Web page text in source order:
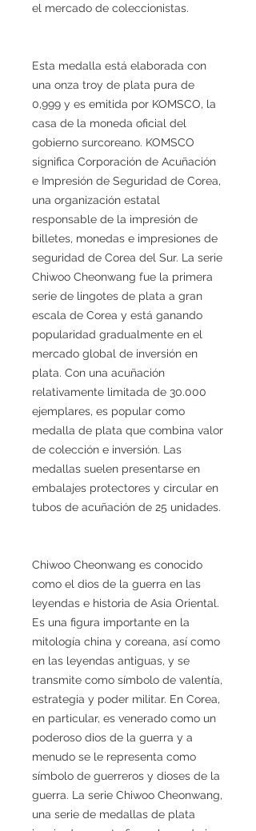
el mercado de coleccionistas.
Esta medalla está elaborada con
una onza troy de plata pura de
0,999 y es emitida por KOMSCO, la
casa de la moneda oficial del
gobierno surcoreano. KOMSCO
significa Corporación de Acuñación
e Impresión de Seguridad de Corea,
una organización estatal
responsable de la impresión de
billetes, monedas e impresiones de
seguridad de Corea del Sur. La serie
Chiwoo Cheonwang fue la primera
serie de lingotes de plata a gran
escala de Corea y está ganando
popularidad gradualmente en el
mercado global de inversión en
plata. Con una acuñación
relativamente limitada de 30.000
ejemplares, es popular como
medalla de plata que combina valor
de colección e inversión. Las
medallas suelen presentarse en
embalajes protectores y circular en
tubos de acuñación de 25 unidades.
Chiwoo Cheonwang es conocido
como el dios de la guerra en las
leyendas e historia de Asia Oriental.
Es una figura importante en la
mitología china y coreana, así como
en las leyendas antiguas, y se
transmite como símbolo de valentía,
estrategia y poder militar. En Corea,
en particular, es venerado como un
poderoso dios de la guerra y a
menudo se le representa como
símbolo de guerreros y dioses de la
guerra. La serie Chiwoo Cheonwang,
una serie de medallas de plata